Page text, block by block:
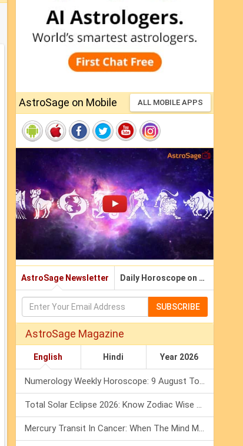
AstroSage on Mobile ALL MOBILE APPS
AstroSage Newsletter Daily Horoscope on Email
SUBSCRIBE
AstroSage Magazine
English Hindi Year 2026
Numerology Weekly Horoscope: 9 August To 15 August, 2026
Total Solar Eclipse 2026: Know Zodiac Wise Prediction
Mercury Transit In Cancer: When The Mind Meets The Heart!